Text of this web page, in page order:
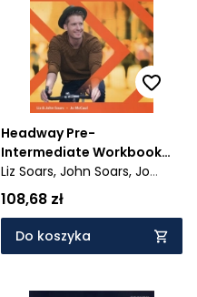
Headway Pre-
Intermediate Workbook
with key
Liz Soars, John Soars, Jo
McCaul
108,68 zł
Do koszyka